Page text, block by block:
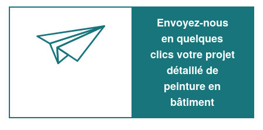
Envoyez-nous
en quelques
clics votre projet
détaillé de
peinture en
bâtiment